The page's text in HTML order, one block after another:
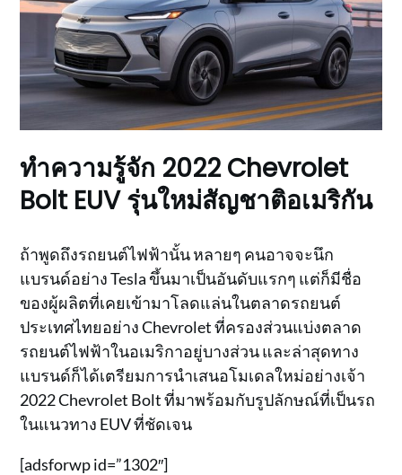
ทำความรู้จัก 2022 Chevrolet
Bolt EUV รุ่นใหม่สัญชาติอเมริกัน
ถ้าพูดถึงรถยนต์ไฟฟ้านั้น หลายๆ คนอาจจะนึก
แบรนด์อย่าง Tesla ขึ้นมาเป็นอันดับแรกๆ แต่ก็มีชื่อ
ของผู้ผลิตที่เคยเข้ามาโลดแล่นในตลาดรถยนต์
ประเทศไทยอย่าง Chevrolet ที่ครองส่วนแบ่งตลาด
รถยนต์ไฟฟ้าในอเมริกาอยู่บางส่วน และล่าสุดทาง
แบรนด์ก็ได้เตรียมการนำเสนอโมเดลใหม่อย่างเจ้า
2022 Chevrolet Bolt ที่มาพร้อมกับรูปลักษณ์ที่เป็นรถ
ในแนวทาง EUV ที่ชัดเจน
[adsforwp id=”1302″]